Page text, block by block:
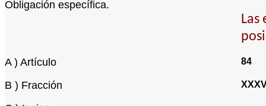
Obligación específica.
Las
A ) Artículo 84
B ) Fracción